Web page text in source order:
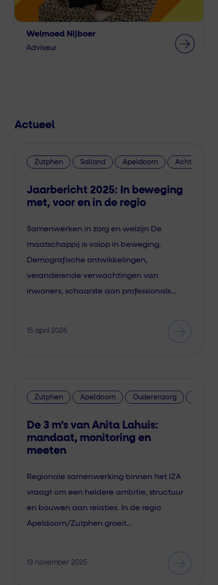
Welmoed Nijboer
Adviseur
Actueel
Zutphen Salland Apeldoorn Achterhoek
Jaarbericht 2025: In beweging
met, voor en in de regio
Samenwerken in zorg en welzijn De
maatschappij is volop in beweging.
Demografische ontwikkelingen,
veranderende verwachtingen van
inwoners, schaarste aan professionals…
15 april 2026
Zutphen Apeldoorn Ouderenzorg
De 3 m’s van Anita Lahuis:
mandaat, monitoring en
meeten
Regionale samenwerking binnen het IZA
vraagt om een heldere ambitie, structuur
en bouwen aan relaties. In de regio
Apeldoorn/Zutphen groeit…
13 november 2025